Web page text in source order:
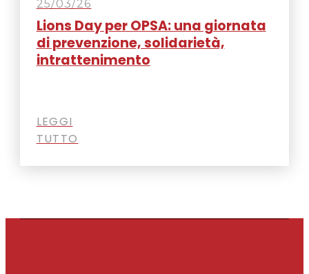
25/03/26
Lions Day per OPSA: una giornata
di prevenzione, solidarietà,
intrattenimento
LEGGI
TUTTO